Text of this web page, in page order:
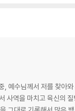
예수님께서 저를 찾아
역을 마치고 육신의